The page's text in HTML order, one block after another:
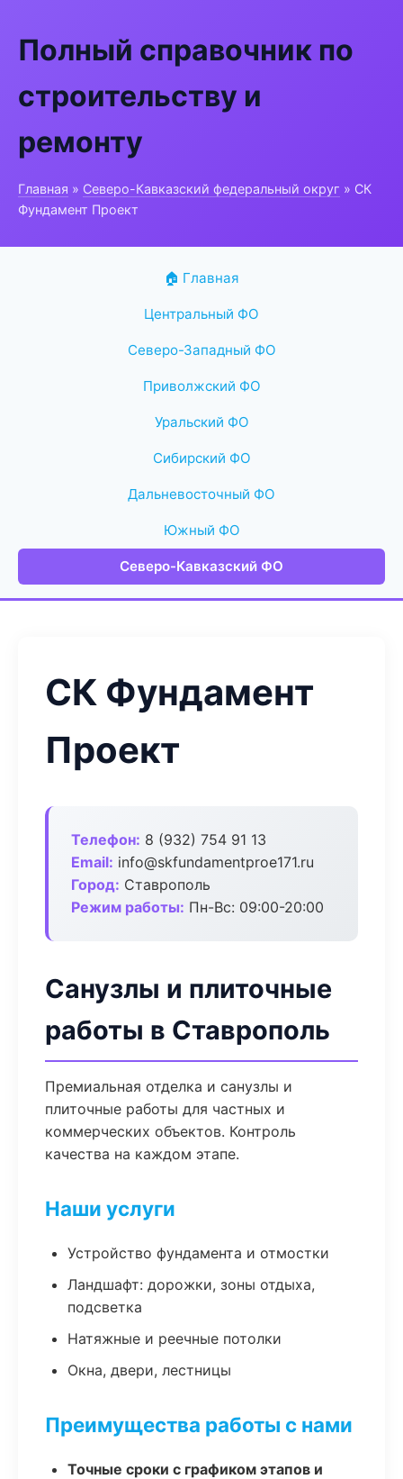
Полный справочник по
строительству и
ремонту
Главная » Северо-Кавказский федеральный округ » СК
Фундамент Проект
🏠 Главная
Центральный ФО
Северо-Западный ФО
Приволжский ФО
Уральский ФО
Сибирский ФО
Дальневосточный ФО
Южный ФО
Северо-Кавказский ФО
СК Фундамент
Проект
Телефон: 8 (932) 754 91 13
Email: info@skfundamentproe171.ru
Город: Ставрополь
Режим работы: Пн-Вс: 09:00-20:00
Санузлы и плиточные
работы в Ставрополь
Премиальная отделка и санузлы и
плиточные работы для частных и
коммерческих объектов. Контроль
качества на каждом этапе.
Наши услуги
Устройство фундамента и отмостки
Ландшафт: дорожки, зоны отдыха,
подсветка
Натяжные и реечные потолки
Окна, двери, лестницы
Преимущества работы с нами
Точные сроки с графиком этапов и